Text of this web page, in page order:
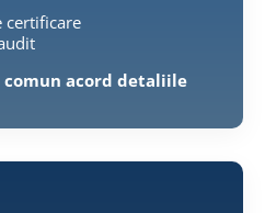
certificare
acord detaliile